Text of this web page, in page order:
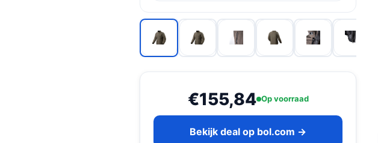
€155,84 Op voorraad
Bekijk deal op bol.com →